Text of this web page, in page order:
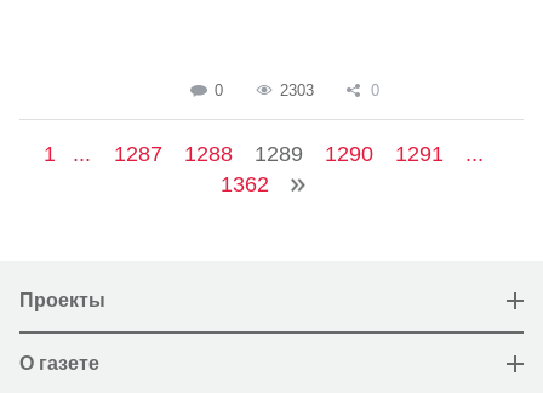
0 2303 0
1 ... 1287 1288 1289 1290 1291
...
1362
Проекты
О газете